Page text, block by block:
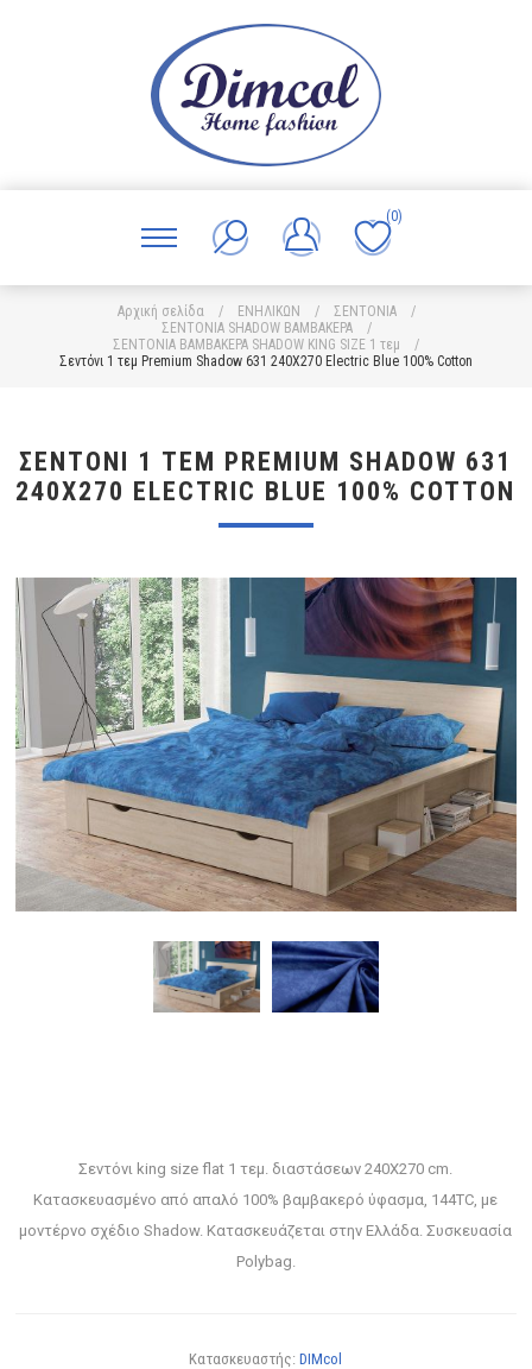
(0)
Αρχική σελίδα / ΕΝΗΛΙΚΩΝ / ΣΕΝΤΟΝΙΑ
/
ΣΕΝΤΟΝΙΑ SHADOW ΒΑΜΒΑΚΕΡΑ
/
ΣΕΝΤΟΝΙΑ ΒΑΜΒΑΚΕΡΑ SHADOW KING SIZE 1 τεμ
/
Σεντόνι 1 τεμ Premium Shadow 631 240X270 Electric Blue 100% Cotton
ΣΕΝΤΌΝΙ 1 ΤΕΜ PREMIUM SHADOW 631
240X270 ELECTRIC BLUE 100% COTTON
Σεντόνι king size flat 1 τεμ. διαστάσεων 240X270 cm.
Κατασκευασμένο από απαλό 100% βαμβακερό ύφασμα, 144TC, με
μοντέρνο σχέδιο Shadow. Κατασκευάζεται στην Ελλάδα. Συσκευασία
Polybag.
Κατασκευαστής: DIMcol